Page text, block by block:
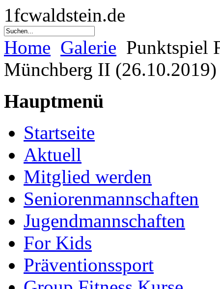
1fcwaldstein.de
Home Galerie Punktspiel
Münchberg II (26.10.2019)
Hauptmenü
Startseite
Aktuell
Mitglied werden
Seniorenmannschaften
Jugendmannschaften
For Kids
Präventionssport